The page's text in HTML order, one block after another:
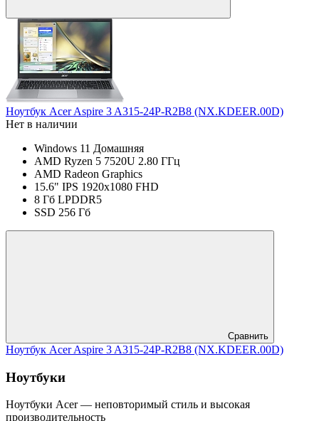
Ноутбук Acer Aspire 3 A315-24P-R2B8 (NX.KDEER.00D)
Нет в наличии
Windows 11 Домашняя
AMD Ryzen 5 7520U 2.80 ГГц
AMD Radeon Graphics
15.6" IPS 1920x1080 FHD
8 Гб LPDDR5
SSD 256 Гб
Сравнить
Ноутбук Acer Aspire 3 A315-24P-R2B8 (NX.KDEER.00D)
Ноутбуки
Ноутбуки Acer — неповторимый стиль и высокая
производительность